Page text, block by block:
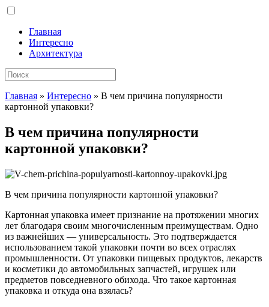
Главная
Интересно
Архитектура
Главная » Интересно » В чем причина популярности
картонной упаковки?
В чем причина популярности
картонной упаковки?
В чем причина популярности картонной упаковки?
Картонная упаковка имеет признание на протяжении многих
лет благодаря своим многочисленным преимуществам. Одно
из важнейших — универсальность. Это подтверждается
использованием такой упаковки почти во всех отраслях
промышленности. От упаковки пищевых продуктов, лекарств
и косметики до автомобильных запчастей, игрушек или
предметов повседневного обихода. Что такое картонная
упаковка и откуда она взялась?